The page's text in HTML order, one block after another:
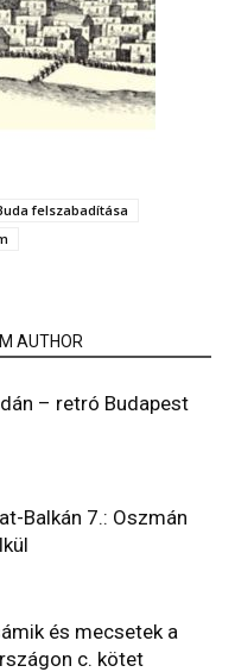
felszabadítása
AUTHOR
– retró Budapest
Balkán 7.: Oszmán
és mecsetek a
c. kötet